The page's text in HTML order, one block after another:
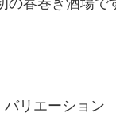
春巻き酒場で
リエーション